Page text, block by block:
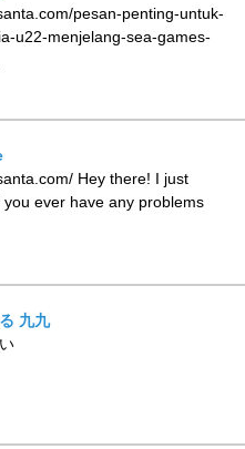
pesan-penting-untuk-
u22-menjelang-sea-games-
Hey there! I just
ever have any problems
九九